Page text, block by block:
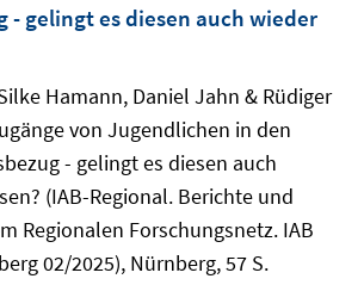
- gelingt es diesen auch wieder
Hamann, Daniel Jahn & Rüdiger
von Jugendlichen in den
- gelingt es diesen auch
(IAB-Regional. Berichte und
Regionalen Forschungsnetz. IAB
02/2025), Nürnberg, 57 S.